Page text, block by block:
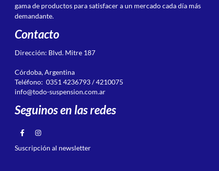
gama de productos para satisfacer a un mercado cada día más
demandante.
Contacto
Dirección: Blvd. Mitre 187
Córdoba, Argentina
Teléfono: 0351 4236793 / 4210075
info@todo-suspension.com.ar
Seguinos en las redes
Suscripción al newsletter